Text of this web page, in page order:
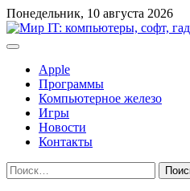
Перейти
к
содержимому
Понедельник, 10 августа 2026
Apple
Программы
Компьютерное железо
Игры
Новости
Контакты
Найти: